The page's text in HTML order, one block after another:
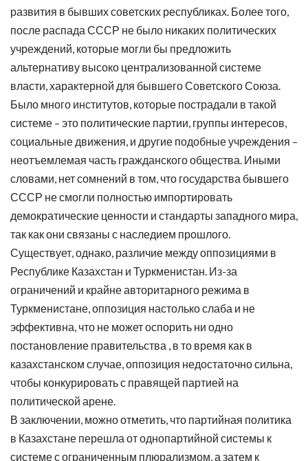
развития в бывших советских республиках. Более того,
после распада СССР не было никаких политических
учреждений, которые могли бы предложить
альтернативу высоко централизованной системе
власти, характерной для бывшего Советского Союза.
Было много институтов, которые пострадали в такой
системе – это политические партии, группы интересов,
социальные движения, и другие подобные учреждения –
неотъемлемая часть гражданского общества. Иными
словами, нет сомнений в том, что государства бывшего
СССР не смогли полностью импортировать
демократические ценности и стандарты западного мира,
так как они связаны с наследием прошлого.
Существует, однако, различие между оппозициями в
Республике Казахстан и Туркменистан. Из-за
ограничений и крайне авторитарного режима в
Туркменистане, оппозиция настолько слаба и не
эффективна, что не может оспорить ни одно
постановление правительства , в то время как в
казахстанском случае, оппозиция недостаточно сильна,
чтобы конкурировать с правящей партией на
политической арене.
В заключении, можно отметить, что партийная политика
в Казахстане перешла от однопартийной системы к
системе с ограниченным плюрализмом, а затем к